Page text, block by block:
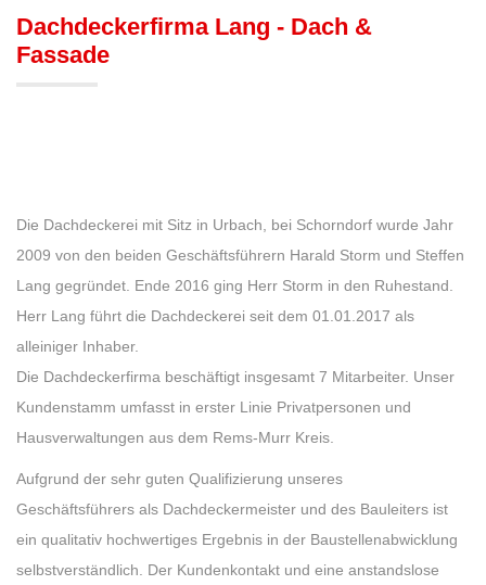
Dachdeckerfirma Lang - Dach &
Fassade
Die Dachdeckerei mit Sitz in Urbach, bei Schorndorf wurde Jahr
2009 von den beiden Geschäftsführern Harald Storm und Steffen
Lang gegründet. Ende 2016 ging Herr Storm in den Ruhestand.
Herr Lang führt die Dachdeckerei seit dem 01.01.2017 als
alleiniger Inhaber.
Die Dachdeckerfirma beschäftigt insgesamt 7 Mitarbeiter. Unser
Kundenstamm umfasst in erster Linie Privatpersonen und
Hausverwaltungen aus dem Rems-Murr Kreis.
Aufgrund der sehr guten Qualifizierung unseres
Geschäftsführers als Dachdeckermeister und des Bauleiters ist
ein qualitativ hochwertiges Ergebnis in der Baustellenabwicklung
selbstverständlich. Der Kundenkontakt und eine anstandslose